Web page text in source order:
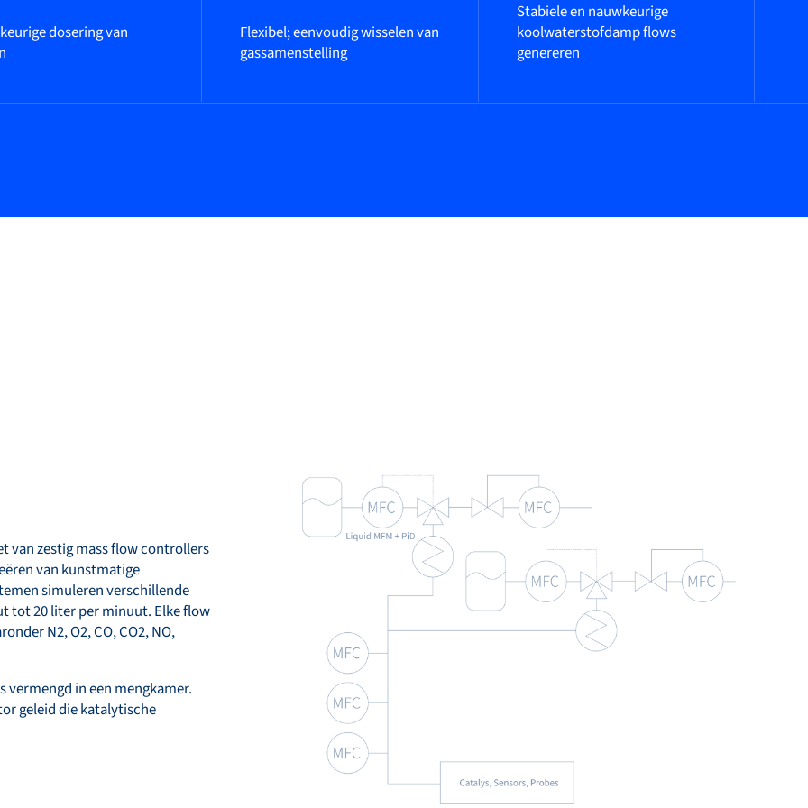
dosering van
Flexibel; eenvoudig wisselen van
gassamenstelling
Stabiele en nauwkeurige
koolwaterstofdamp flows
genereren
van zestig mass flow controllers
van kunstmatige
simuleren verschillende
tot 20 liter per minuut. Elke flow
N2, O2, CO, CO2, NO,
vermengd in een mengkamer.
geleid die katalytische